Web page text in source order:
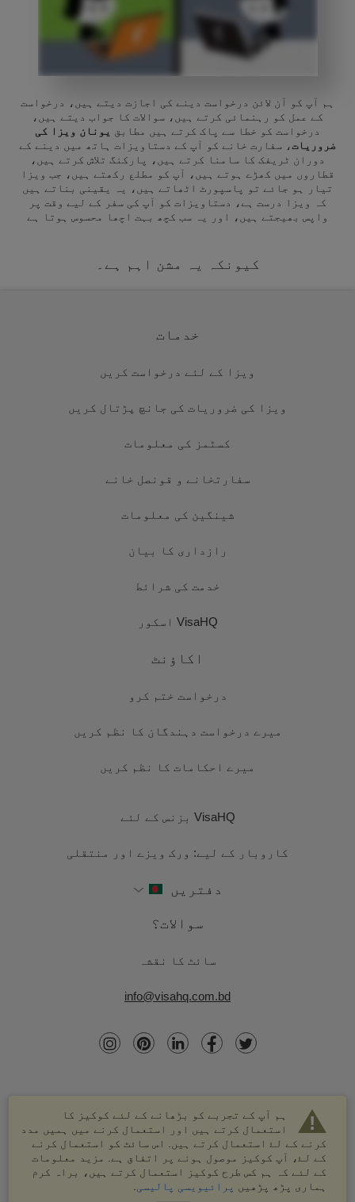
ہم آپ کو آن لائن درخواست دینے کی اجازت دیتے ہیں، درخواست
کے عمل کو رہنمائی کرتے ہیں، سوالات کا جواب دیتے ہیں،
درخواست کو خطا سے پاک کرتے ہیں مطابق
یونان ویزا کی
ضروریات، سفارت خانے کو آپ کے دستاویزات ہاتھ میں دینے کے
دوران ٹریفک کا سامنا کرتے ہیں، پارکنگ تلاش کرتے ہیں،
قطاروں میں کھڑے ہوتے ہیں، آپ کو مطلع رکھتے ہیں، جب ویزا
تیار ہو جائے تو پاسپورٹ اٹھاتے ہیں، یہ یقینی بناتے ہیں
کہ ویزا درست ہے، دستاویزات کو آپ کی سفر کے لیے وقت پر
واپس بھیجتے ہیں، اور یہ سب کچھ بہت اچھا محسوس ہوتا ہے
کیونکہ یہ مشن اہم ہے۔
ہم آپ کے تجربے کو بڑھانے کے لئے کوکیز کا
استعمال کرتے ہیں اور استعمال کرنے میں ہمیں مدد
کرنے کے لۓ استعمال کرتے ہیں. اس سائٹ کو استعمال کرنے
کے لۓ، آپ کوکیز موصول ہونے پر اتفاق ہے. مزید معلومات
کے لئے کہ ہم کس طرح کوکیز استعمال کرتے ہیں، براہ کرم
ہماری پڑھ پڑھیں
پرائیویسی پالیسی
خدمات
ویزا کے لئے درخواست کریں
ویزا کی ضروریات کی جانچ پڑتال کریں
کسٹمز کی معلومات
سفارتخانے و قونصل خانے
شینگین کی معلومات
رازداری کا بیان
خدمت کی شرائط
VisaHQ اسکور
اکاؤنٹ
درخواست ختم کرو
میرے درخواست دہندگان کا نظم کریں
میرے احکامات کا نظم کریں
VisaHQ بزنس کے لئے
کاروبار کے لیے: ورک ویزے اور منتقلی
دفتریں
سوالات؟
سائٹ کا نقشہ
info@visahq.com.bd
© 2003-2026 VisaHQ.com، انک. تمام حقوق محفوظ ہیں۔